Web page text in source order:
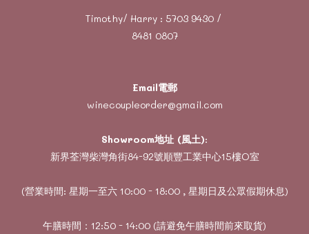
Timothy/ Harry : 5703 9430/
8481 0807
Email電郵
winecoupleorder@gmail.com
Showroom地址 (風土):
新界荃灣柴灣角街84-92號順豐工業中心15樓O室
(營業時間: 星期一至六 10:00 - 18:00 , 星期日及公眾假期休息)
午膳時間：12:50 - 14:00 (請避免午膳時間前來取貨)